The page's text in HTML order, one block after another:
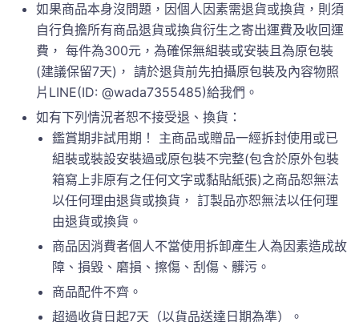
如果商品本身沒問題，因個人因素需退貨或換貨，則須
自行負擔所有商品退貨或換貨衍生之寄出運費及收回運
費， 每件為300元，為確保無組裝或安裝且為原包裝
(建議保留7天)， 請於退貨前先拍攝原包裝及內容物照
片LINE(ID: @wada7355485)給我們。
如有下列情況者恕不接受退、換貨：
鑑賞期非試用期！ 主商品或贈品一經拆封使用或已
組裝或裝設安裝過或原包裝不完整(包含於原外包裝
箱寫上非原有之任何文字或黏貼紙張)之商品恕無法
以任何理由退貨或換貨， 訂製品亦恕無法以任何理
由退貨或換貨。
商品因消費者個人不當使用拆卸產生人為因素造成故
障、損毀、磨損、擦傷、刮傷、髒污。
商品配件不齊。
超過收貨日起7天（以貨品送達日期為準）。